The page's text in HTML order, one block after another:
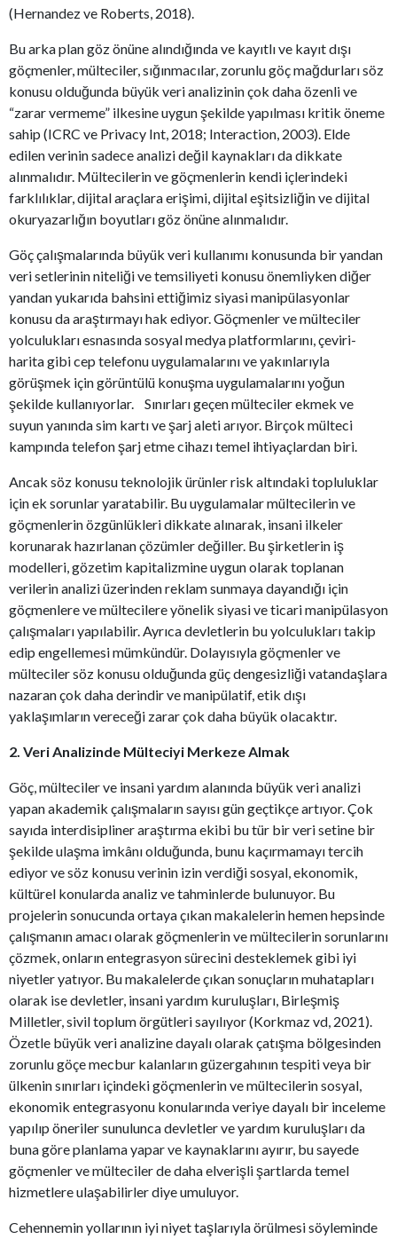
(Hernandez ve Roberts, 2018).
Bu arka plan göz önüne alındığında ve kayıtlı ve kayıt dışı
göçmenler, mülteciler, sığınmacılar, zorunlu göç mağdurları söz
konusu olduğunda büyük veri analizinin çok daha özenli ve
“zarar vermeme” ilkesine uygun şekilde yapılması kritik öneme
sahip (ICRC ve Privacy Int, 2018; Interaction, 2003). Elde
edilen verinin sadece analizi değil kaynakları da dikkate
alınmalıdır. Mültecilerin ve göçmenlerin kendi içlerindeki
farklılıklar, dijital araçlara erişimi, dijital eşitsizliğin ve dijital
okuryazarlığın boyutları göz önüne alınmalıdır.
Göç çalışmalarında büyük veri kullanımı konusunda bir yandan
veri setlerinin niteliği ve temsiliyeti konusu önemliyken diğer
yandan yukarıda bahsini ettiğimiz siyasi manipülasyonlar
konusu da araştırmayı hak ediyor. Göçmenler ve mülteciler
yolculukları esnasında sosyal medya platformlarını, çeviri-
harita gibi cep telefonu uygulamalarını ve yakınlarıyla
görüşmek için görüntülü konuşma uygulamalarını yoğun
şekilde kullanıyorlar. Sınırları geçen mülteciler ekmek ve
suyun yanında sim kartı ve şarj aleti arıyor. Birçok mülteci
kampında telefon şarj etme cihazı temel ihtiyaçlardan biri.
Ancak söz konusu teknolojik ürünler risk altındaki topluluklar
için ek sorunlar yaratabilir. Bu uygulamalar mültecilerin ve
göçmenlerin özgünlükleri dikkate alınarak, insani ilkeler
korunarak hazırlanan çözümler değiller. Bu şirketlerin iş
modelleri, gözetim kapitalizmine uygun olarak toplanan
verilerin analizi üzerinden reklam sunmaya dayandığı için
göçmenlere ve mültecilere yönelik siyasi ve ticari manipülasyon
çalışmaları yapılabilir. Ayrıca devletlerin bu yolculukları takip
edip engellemesi mümkündür. Dolayısıyla göçmenler ve
mülteciler söz konusu olduğunda güç dengesizliği vatandaşlara
nazaran çok daha derindir ve manipülatif, etik dışı
yaklaşımların vereceği zarar çok daha büyük olacaktır.
2. Veri Analizinde Mülteciyi Merkeze Almak
Göç, mülteciler ve insani yardım alanında büyük veri analizi
yapan akademik çalışmaların sayısı gün geçtikçe artıyor. Çok
sayıda interdisipliner araştırma ekibi bu tür bir veri setine bir
şekilde ulaşma imkânı olduğunda, bunu kaçırmamayı tercih
ediyor ve söz konusu verinin izin verdiği sosyal, ekonomik,
kültürel konularda analiz ve tahminlerde bulunuyor. Bu
projelerin sonucunda ortaya çıkan makalelerin hemen hepsinde
çalışmanın amacı olarak göçmenlerin ve mültecilerin sorunlarını
çözmek, onların entegrasyon sürecini desteklemek gibi iyi
niyetler yatıyor. Bu makalelerde çıkan sonuçların muhatapları
olarak ise devletler, insani yardım kuruluşları, Birleşmiş
Milletler, sivil toplum örgütleri sayılıyor (Korkmaz vd, 2021).
Özetle büyük veri analizine dayalı olarak çatışma bölgesinden
zorunlu göçe mecbur kalanların güzergahının tespiti veya bir
ülkenin sınırları içindeki göçmenlerin ve mültecilerin sosyal,
ekonomik entegrasyonu konularında veriye dayalı bir inceleme
yapılıp öneriler sunulunca devletler ve yardım kuruluşları da
buna göre planlama yapar ve kaynaklarını ayırır, bu sayede
göçmenler ve mülteciler de daha elverişli şartlarda temel
hizmetlere ulaşabilirler diye umuluyor.
Cehennemin yollarının iyi niyet taşlarıyla örülmesi söyleminde